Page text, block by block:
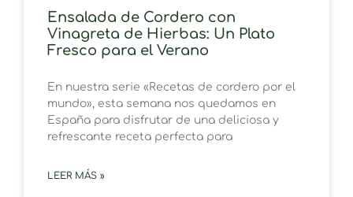
Ensalada de Cordero con
Vinagreta de Hierbas: Un Plato
Fresco para el Verano
En nuestra serie «Recetas de cordero por el
mundo», esta semana nos quedamos en
España para disfrutar de una deliciosa y
refrescante receta perfecta para
LEER MÁS »